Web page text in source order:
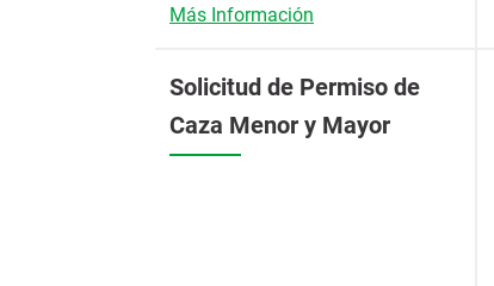
Más Información
Solicitud de Permiso de
Caza Menor y Mayor